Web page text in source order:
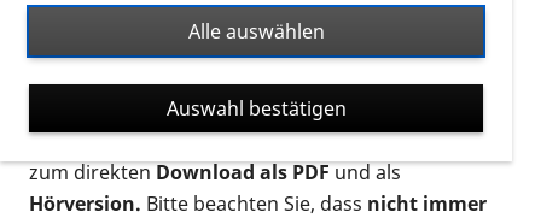
Ort. Nutzen Sie den Formatfilter, um ausschließlich
nach Flyern und Broschüren, Audios oder Videos zu
suchen. Die meisten Flyer und Broschüren werden in
verschiedenen Formaten angeboten: zur
postalischen Bestellung als gedruckte Variante
zum direktenDownload als PDFund als
Hörversion. Bitte beachten Sie, dass nicht immer
Alle auswählen
Auswahl bestätigen